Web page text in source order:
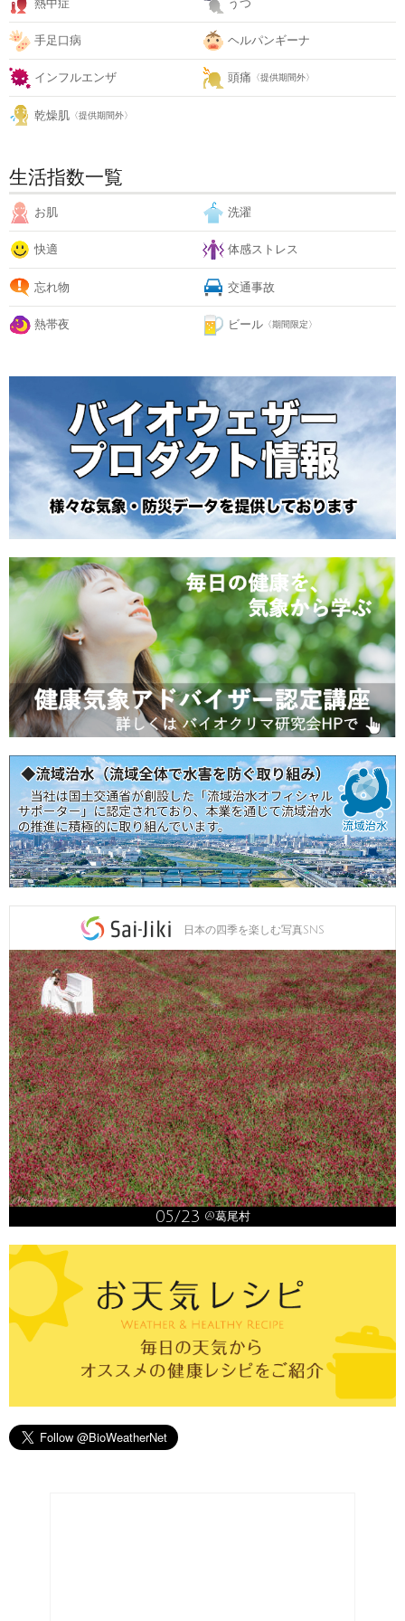
熱中症 うつ
手足口病 ヘルパンギーナ
インフルエンザ 頭痛 〈提供期間外〉
乾燥肌 〈提供期間外〉
生活指数一覧
お肌 洗濯
快適 体感ストレス
忘れ物 交通事故
熱帯夜 ビール 〈期間限定〉
日本の四季を楽しむ写真SNS
05/23 @葛尾村